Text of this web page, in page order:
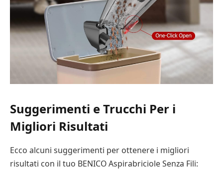
Suggerimenti e Trucchi Per i
Migliori Risultati
Ecco alcuni suggerimenti per ottenere i migliori
risultati con il tuo BENICO Aspirabriciole Senza Fili: